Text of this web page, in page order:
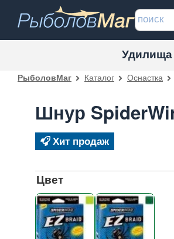
Удилища
РыболовМаг Каталог Оснастка
Шнур
Хит продаж
Цвет